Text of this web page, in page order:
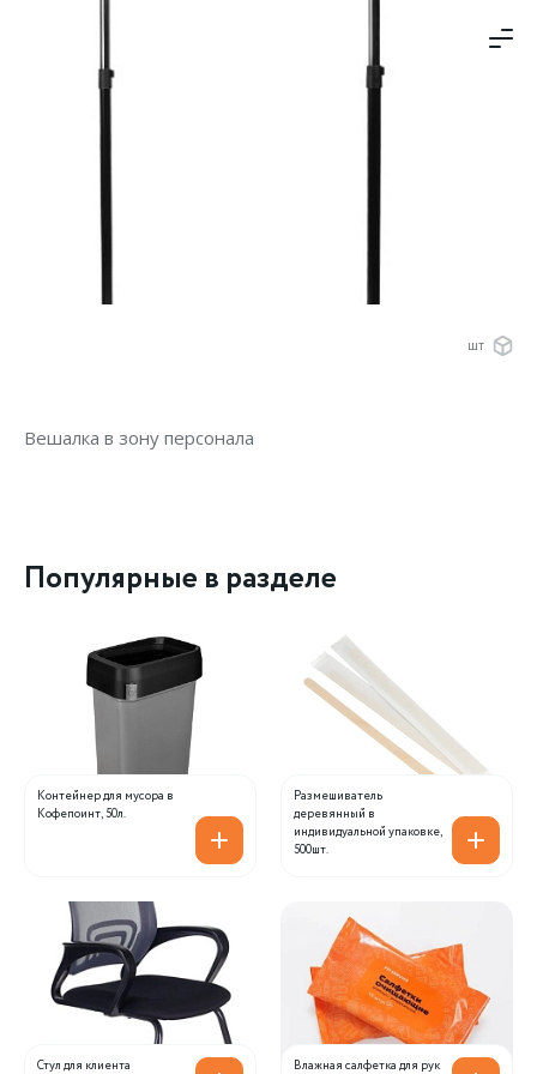
шт
Вешалка в зону персонала
Популярные в разделе
Контейнер для мусора в
Кофепоинт, 50л.
Размешиватель
деревянный в
индивидуальной упаковке,
500шт.
Стул для клиента Влажная салфетка для рук